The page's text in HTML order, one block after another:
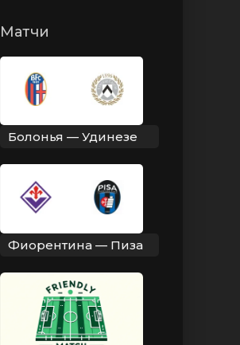
Матчи
Болонья — Удинезе
Фиорентина — Пиза